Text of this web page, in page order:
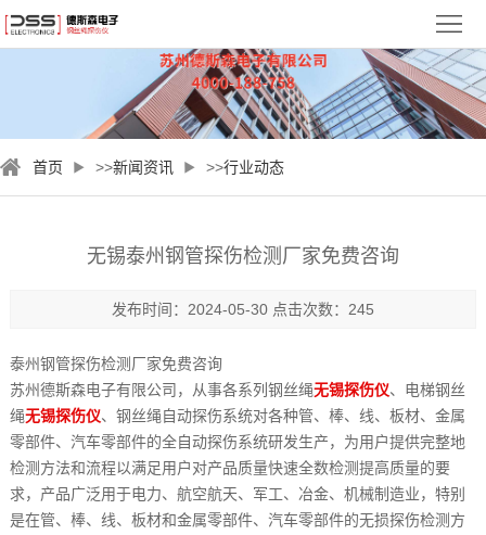
首
德
闻
钢
伤
仪
例
中
心
务
与
支
持
联
系
我
们
首页 >>新闻资讯 >>行业动态
无锡泰州钢管探伤检测厂家免费咨询
发布时间：2024-05-30 点击次数：245
泰州钢管探伤检测厂家免费咨询
苏州德斯森电子有限公司，从事各系列钢丝绳无锡探伤仪、电梯钢丝
绳无锡探伤仪、钢丝绳自动探伤系统对各种管、棒、线、板材、金属
零部件、汽车零部件的全自动探伤系统研发生产，为用户提供完整地
检测方法和流程以满足用户对产品质量快速全数检测提高质量的要
求，产品广泛用于电力、航空航天、军工、冶金、机械制造业，特别
是在管、棒、线、板材和金属零部件、汽车零部件的无损探伤检测方